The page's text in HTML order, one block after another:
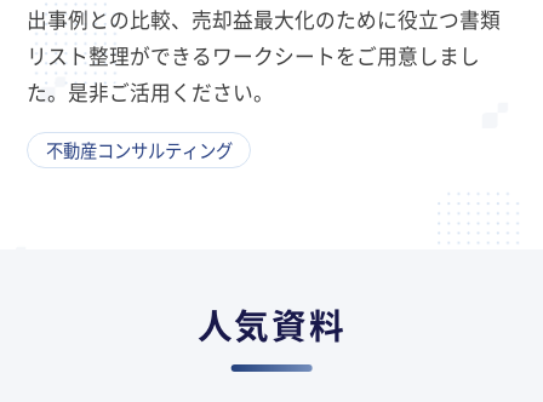
出事例との比較、売却益最大化のために役立つ書類
リスト整理ができるワークシートをご用意しまし
た。是非ご活用ください。
不動産コンサルティング
人気資料